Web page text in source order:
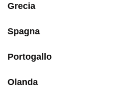
Grecia
Spagna
Portogallo
Olanda